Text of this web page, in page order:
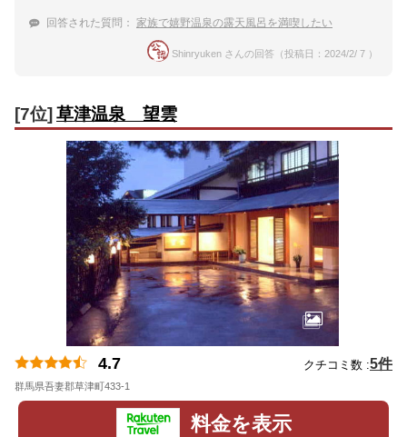
回答された質問： 家族で嬉野温泉の露天風呂を満喫したい
Shinryuken さんの回答（投稿日：2024/2/ 7 ）
[7位] 草津温泉 望雲
4.7 クチコミ数 :5件
群馬県吾妻郡草津町433-1
料金を表示